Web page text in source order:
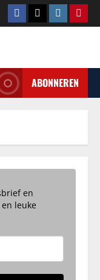
Facebook
TiktokInstagram
ABONNEREN
en
leuke